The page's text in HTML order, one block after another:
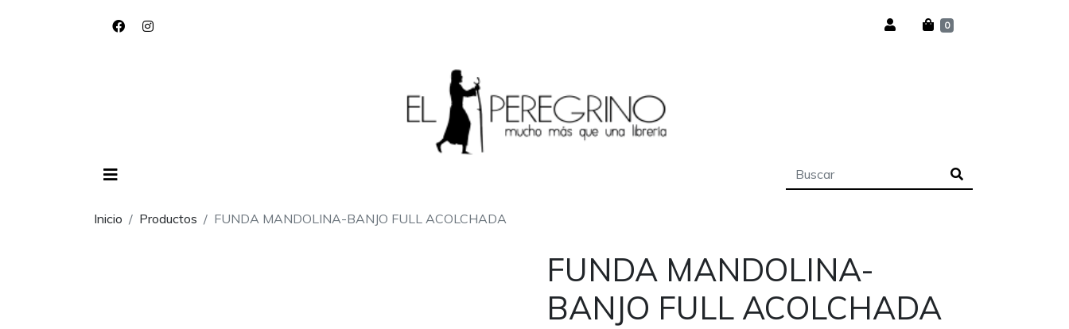
0
Inicio Productos FUNDA MANDOLINA-BANJO FULL ACOLCHADA
FUNDA MANDOLINA-
BANJO FULL ACOLCHADA